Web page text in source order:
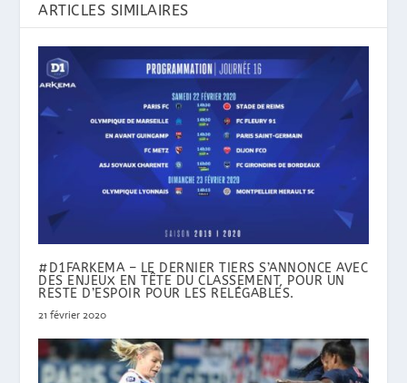
ARTICLES SIMILAIRES
#D1FARKEMA – LE DERNIER TIERS S’ANNONCE AVEC
DES ENJEUX EN TÊTE DU CLASSEMENT, POUR UN
RESTE D’ESPOIR POUR LES RELÉGABLES.
21 février 2020